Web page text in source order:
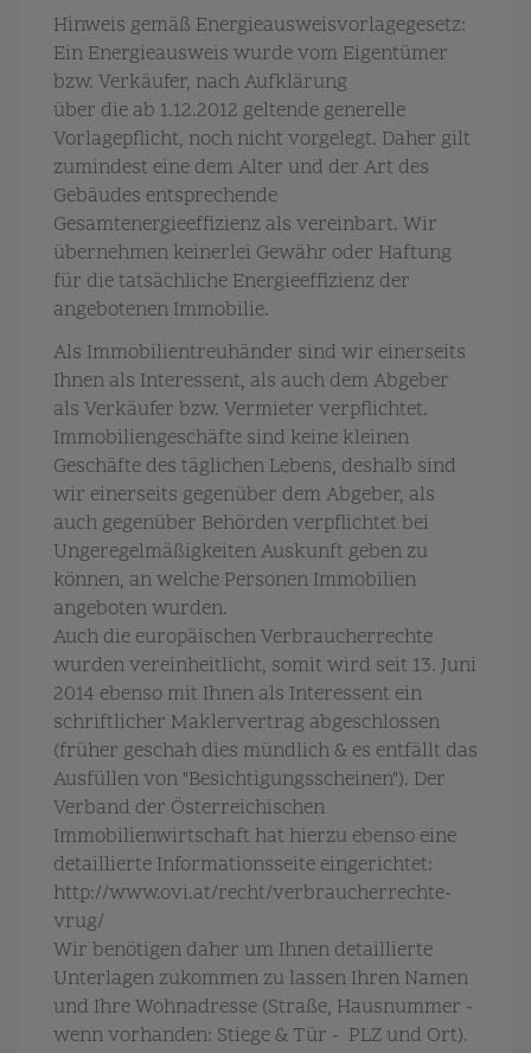
Hinweis gemäß Energieausweisvorlagegesetz:
Ein Energieausweis wurde vom Eigentümer
bzw. Verkäufer, nach Aufklärung
über die ab 1.12.2012 geltende generelle
Vorlagepflicht, noch nicht vorgelegt. Daher gilt
zumindest eine dem Alter und der Art des
Gebäudes entsprechende
Gesamtenergieeffizienz als vereinbart. Wir
übernehmen keinerlei Gewähr oder Haftung
für die tatsächliche Energieeffizienz der
angebotenen Immobilie.
Als Immobilientreuhänder sind wir einerseits
Ihnen als Interessent, als auch dem Abgeber
als Verkäufer bzw. Vermieter verpflichtet.
Immobiliengeschäfte sind keine kleinen
Geschäfte des täglichen Lebens, deshalb sind
wir einerseits gegenüber dem Abgeber, als
auch gegenüber Behörden verpflichtet bei
Ungeregelmäßigkeiten Auskunft geben zu
können, an welche Personen Immobilien
angeboten wurden.
Auch die europäischen Verbraucherrechte
wurden vereinheitlicht, somit wird seit 13. Juni
2014 ebenso mit Ihnen als Interessent ein
schriftlicher Maklervertrag abgeschlossen
(früher geschah dies mündlich & es entfällt das
Ausfüllen von "Besichtigungsscheinen"). Der
Verband der Österreichischen
Immobilienwirtschaft hat hierzu ebenso eine
detaillierte Informationsseite eingerichtet:
http://www.ovi.at/recht/verbraucherrechte-
vrug/
Wir benötigen daher um Ihnen detaillierte
Unterlagen zukommen zu lassen Ihren Namen
und Ihre Wohnadresse (Straße, Hausnummer -
wenn vorhanden: Stiege & Tür - PLZ und Ort).